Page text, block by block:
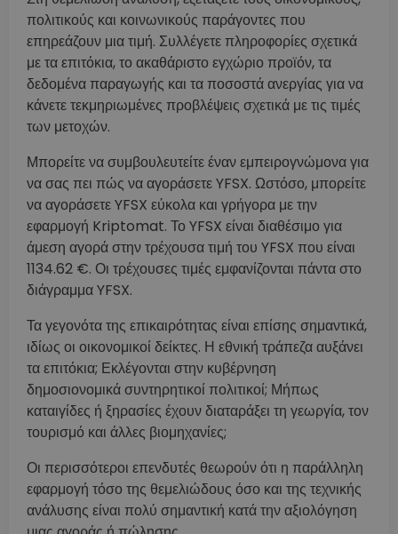
πολιτικούς και κοινωνικούς παράγοντες που
επηρεάζουν μια τιμή. Συλλέγετε πληροφορίες σχετικά
με τα επιτόκια, το ακαθάριστο εγχώριο προϊόν, τα
δεδομένα παραγωγής και τα ποσοστά ανεργίας για να
κάνετε τεκμηριωμένες προβλέψεις σχετικά με τις τιμές
των μετοχών.
Μπορείτε να συμβουλευτείτε έναν εμπειρογνώμονα για
να σας πει πώς να αγοράσετε YFSX. Ωστόσο, μπορείτε
να αγοράσετε YFSX εύκολα και γρήγορα με την
εφαρμογή Kriptomat. Το YFSX είναι διαθέσιμο για
άμεση αγορά στην τρέχουσα τιμή του YFSX που είναι
1134.62 €. Οι τρέχουσες τιμές εμφανίζονται πάντα στο
διάγραμμα YFSX.
Τα γεγονότα της επικαιρότητας είναι επίσης σημαντικά,
ιδίως οι οικονομικοί δείκτες. Η εθνική τράπεζα αυξάνει
τα επιτόκια; Εκλέγονται στην κυβέρνηση
δημοσιονομικά συντηρητικοί πολιτικοί; Μήπως
καταιγίδες ή ξηρασίες έχουν διαταράξει τη γεωργία, τον
τουρισμό και άλλες βιομηχανίες;
Οι περισσότεροι επενδυτές θεωρούν ότι η παράλληλη
εφαρμογή τόσο της θεμελιώδους όσο και της τεχνικής
ανάλυσης είναι πολύ σημαντική κατά την αξιολόγηση